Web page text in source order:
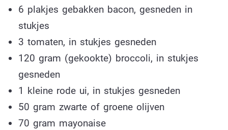
6 plakjes gebakken bacon, gesneden in
stukjes
3 tomaten, in stukjes gesneden
120 gram (gekookte) broccoli, in stukjes
gesneden
1 kleine rode ui, in stukjes gesneden
50 gram zwarte of groene olijven
70 gram mayonaise